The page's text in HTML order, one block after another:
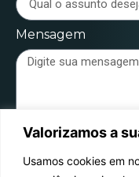
Valorizamos a
Usamos cookies em
Mensagem